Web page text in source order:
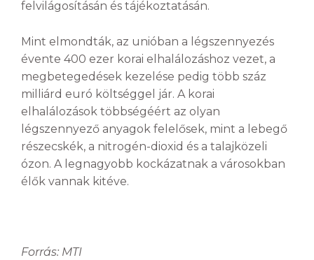
felvilágosításán és tájékoztatásán.
Mint elmondták, az unióban a légszennyezés
évente 400 ezer korai elhalálozáshoz vezet, a
megbetegedések kezelése pedig több száz
milliárd euró költséggel jár. A korai
elhalálozások többségéért az olyan
légszennyező anyagok felelősek, mint a lebegő
részecskék, a nitrogén-dioxid és a talajközeli
ózon. A legnagyobb kockázatnak a városokban
élők vannak kitéve.
Forrás: MTI